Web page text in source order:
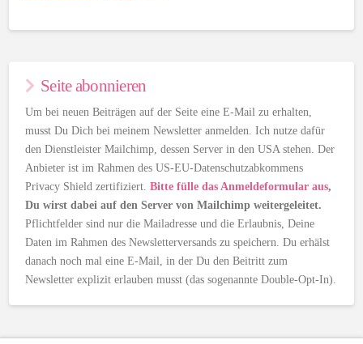
Seite abonnieren
Um bei neuen Beiträgen auf der Seite eine E-Mail zu erhalten,
musst Du Dich bei meinem Newsletter anmelden. Ich nutze dafür
den Dienstleister Mailchimp, dessen Server in den USA stehen. Der
Anbieter ist im Rahmen des US-EU-Datenschutzabkommens
Privacy Shield zertifiziert.Bitte fülle das Anmeldeformular aus,
Du wirst dabei auf den Server von Mailchimp weitergeleitet.
Pflichtfelder sind nur die Mailadresse und die Erlaubnis, Deine
Daten im Rahmen des Newsletterversands zu speichern. Du erhälst
danach noch mal eine E-Mail, in der Du den Beitritt zum
Newsletter explizit erlauben musst (das sogenannte Double-Opt-In).